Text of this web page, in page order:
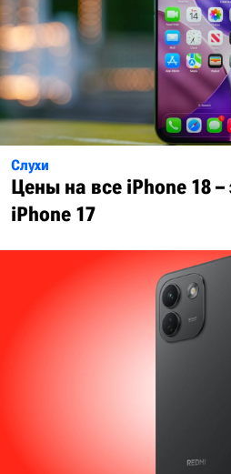
Слухи
Цены на все iPhone 18
iPhone 17